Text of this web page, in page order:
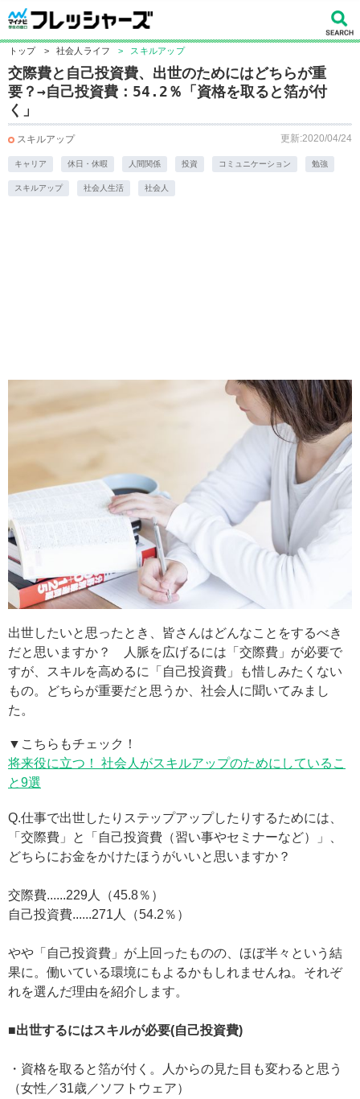
トップ > 社会人ライフ > スキルアップ
交際費と自己投資費、出世のためにはどちらが重
要？→自己投資費：54.2％「資格を取ると箔が付
く」
スキルアップ 更新:2020/04/24
キャリア 休日・休暇 人間関係 投資 コミュニケーション 勉強
スキルアップ 社会人生活 社会人
出世したいと思ったとき、皆さんはどんなことをするべき
だと思いますか？ 人脈を広げるには「交際費」が必要で
すが、スキルを高めるに「自己投資費」も惜しみたくない
もの。どちらが重要だと思うか、社会人に聞いてみまし
た。
▼こちらもチェック！
将来役に立つ！ 社会人がスキルアップのためにしているこ
と9選
Q.仕事で出世したりステップアップしたりするためには、
「交際費」と「自己投資費（習い事やセミナーなど）」、
どちらにお金をかけたほうがいいと思いますか？
交際費......229人（45.8％）
自己投資費......271人（54.2％）
やや「自己投資費」が上回ったものの、ほぼ半々という結
果に。働いている環境にもよるかもしれませんね。それぞ
れを選んだ理由を紹介します。
■出世するにはスキルが必要(自己投資費)
・資格を取ると箔が付く。人からの見た目も変わると思う
（女性／31歳／ソフトウェア）